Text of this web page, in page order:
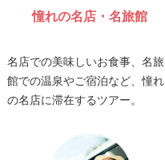
憧れの名店・名旅館
名店での美味しいお食事、名旅
館での温泉やご宿泊など、憧れ
の名店に滞在するツアー。